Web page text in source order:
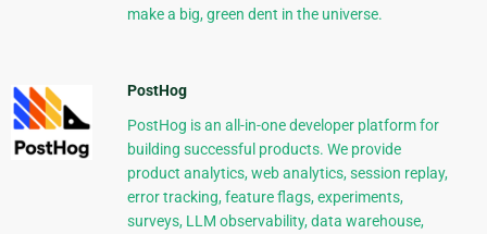
make a big, green dent in the universe.
PostHog
PostHog is an all-in-one developer platform for
building successful products. We provide
product analytics, web analytics, session replay,
error tracking, feature flags, experiments,
surveys, LLM observability, data warehouse,